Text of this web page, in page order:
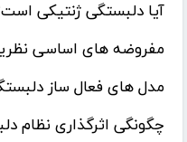
آیا دلبستگی ژنتیکی
مفروضه‌ های اساسی
مدل های فعال ساز
چگونگی اثرگذاری نظام